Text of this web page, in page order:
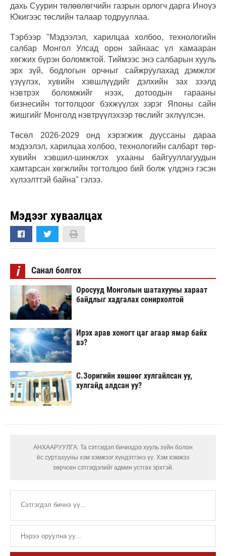
дахь Суурин төлөөлөгчийн газрын орлогч дарга Иноүэ
Юкигээс төслийн талаар тодрууллаа.
Тэрбээр "Мэдээлэл, харилцаа холбоо, технологийн
салбар Монгол Улсад орон зайнаас үл хамааран
хөгжих бүрэн боломжтой. Тиймээс энэ салбарын хууль
эрх зүй, бодлогын орчныг сайжруулахад дэмжлэг
үзүүлэх, хувийн хэвшлүүдийг дэлхийн зах зээлд
нэвтрэх боломжийг нээх, дотоодын гарааны
бизнесийн тогтолцоог бэхжүүлэх зэрэг Японы сайн
жишгийг Монголд нэвтрүүлэхээр төслийг эхлүүлсэн.
Төсөл 2026-2029 онд хэрэгжиж дууссаны дараа
мэдээлэл, харилцаа холбоо, технологийн салбарт төр-
хувийн хэвшил-шинжлэх ухааны байгууллагуудын
хамтарсан хөгжлийн тогтолцоо бий болж үлдэнэ гэсэн
хүлээлттэй байна" гэлээ.
Мэдээг хуваалцах
i Санал болгох
Оросууд Монголын шатахууны хараат
байдлыг хадгалах сонирхолтой
Ирэх арав хоногт цаг агаар ямар байх
вэ?
С.Зоригийн хөшөөг хулгайлсан уу,
хулгайд алдсан уу?
АНХААРУУЛГА: Та сэтгэгдэл бичихдээ хууль зүйн болон
ёс суртахууны хэм хэмжээг хүндэтгэнэ үү. Хэм хэмжээ
зөрчсөн сэтгэгдэлийг админ устгах эрхтэй.